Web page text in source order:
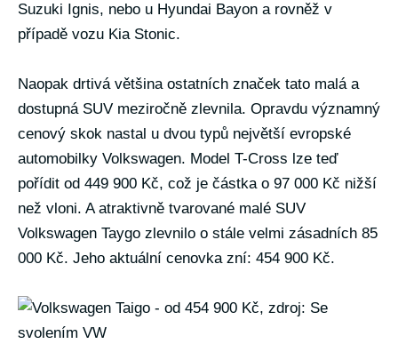
Suzuki Ignis, nebo u Hyundai Bayon a rovněž v
případě vozu Kia Stonic.
Naopak drtivá většina ostatních značek tato malá a
dostupná SUV meziročně zlevnila. Opravdu významný
cenový skok nastal u dvou typů největší evropské
automobilky Volkswagen. Model T-Cross lze teď
pořídit od 449 900 Kč, což je částka o 97 000 Kč nižší
než vloni. A atraktivně tvarované malé SUV
Volkswagen Taygo zlevnilo o stále velmi zásadních 85
000 Kč. Jeho aktuální cenovka zní: 454 900 Kč.